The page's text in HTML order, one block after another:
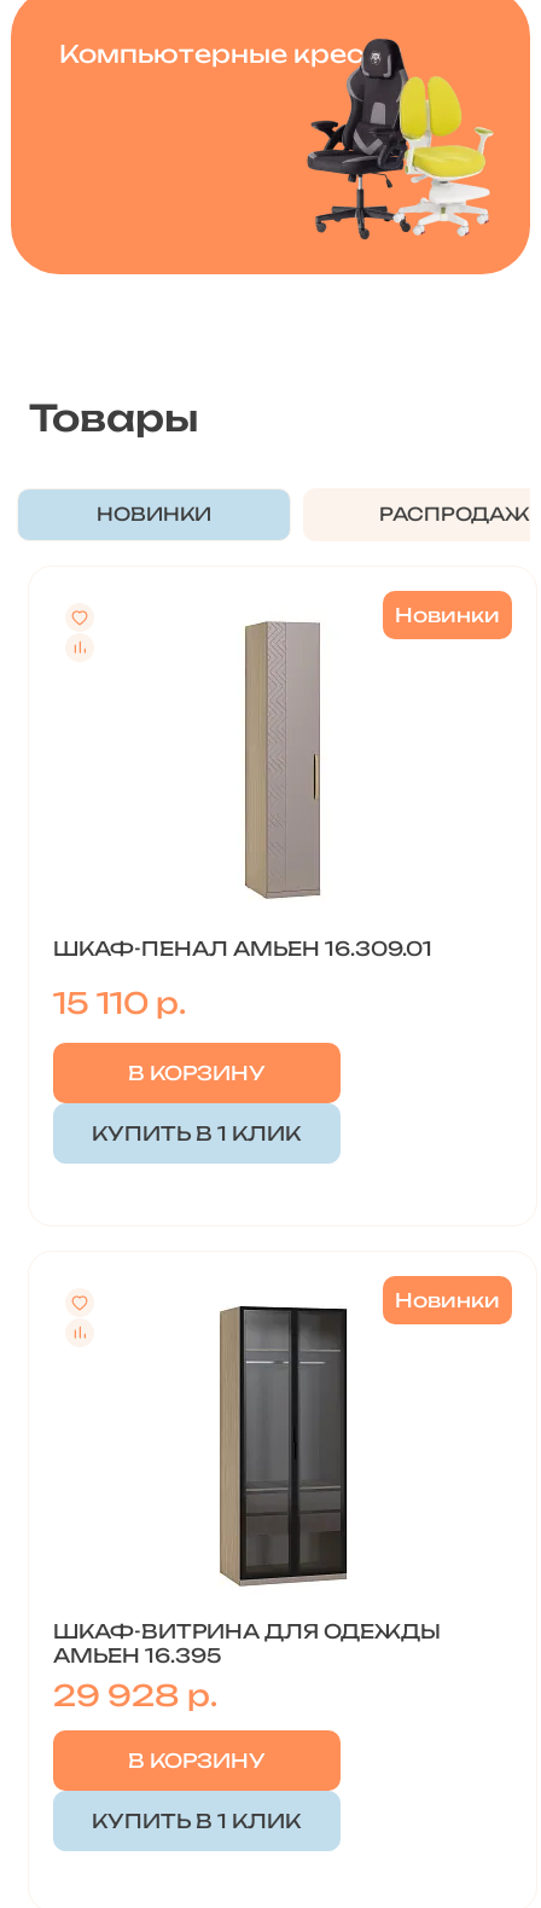
Компьютерные кресла
Товары
НОВИНКИ
Новинки
ШКАФ-ПЕНАЛ АМЬЕН 16.309.01
15 110 р.
В КОРЗИНУ
КУПИТЬ В 1 КЛИК
Новинки
ШКАФ-ВИТРИНА ДЛЯ ОДЕЖДЫ
АМЬЕН 16.395
29 928 р.
В КОРЗИНУ
КУПИТЬ В 1 КЛИК